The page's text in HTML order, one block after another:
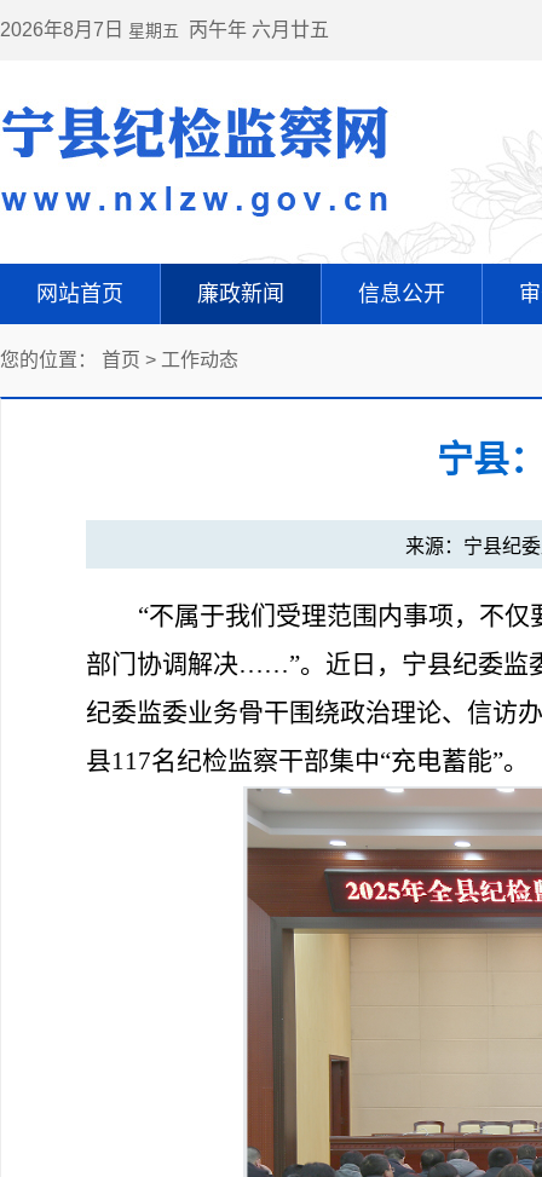
2026年8月7日 星期五 丙午年 六月廿五
网站首页 廉政新闻 信息公开
您的位置： 首页 > 工作动态
宁县
来源：宁县纪
“不属于我们受理范围内事项，不
部门协调解决……”。近日，宁县纪委监
纪委监委业务骨干围绕政治理论、信访
县117名纪检监察干部集中“充电蓄能”。